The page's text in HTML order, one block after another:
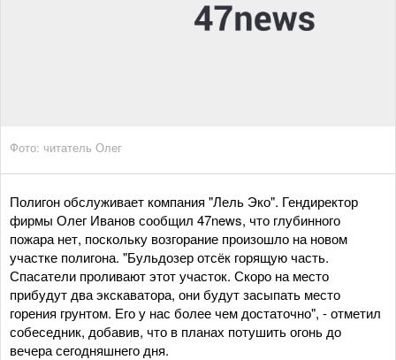
Фото: читатель Олег
Полигон обслуживает компания "Лель Эко". Гендиректор
фирмы Олег Иванов сообщил 47news, что глубинного
пожара нет, поскольку возгорание произошло на новом
участке полигона. "Бульдозер отсёк горящую часть.
Спасатели проливают этот участок. Скоро на место
прибудут два экскаватора, они будут засыпать место
горения грунтом. Его у нас более чем достаточно", - отметил
собеседник, добавив, что в планах потушить огонь до
вечера сегодняшнего дня.